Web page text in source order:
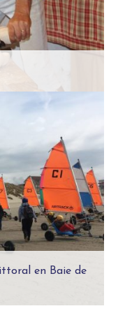
Petites
en Baie de